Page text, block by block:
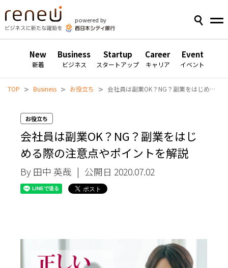
powered by
New
新着
Business
ビジネス
Startup
スタートアップ
Career
キャリア
Event
イベント
TOP > Business > お役立ち > 会社員は副業OK？NG？副業をはじめる際の注意点やポイントを解説
お役立ち
会社員は副業OK？NG？副業をはじ
める際の注意点やポイントを解説
By 田中 英哉 | 公開日 2020.07.02